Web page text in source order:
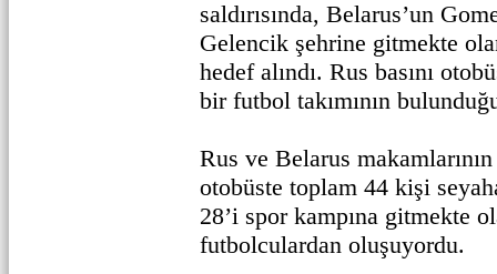
saldırısında, Belarus’un
Gelencik şehrine gitmekte
hedef alındı. Rus basını
bir futbol takımının
Rus ve Belarus
otobüste toplam 44 kişi
28’i spor kampına gitmekte
futbolculardan oluşuyordu.